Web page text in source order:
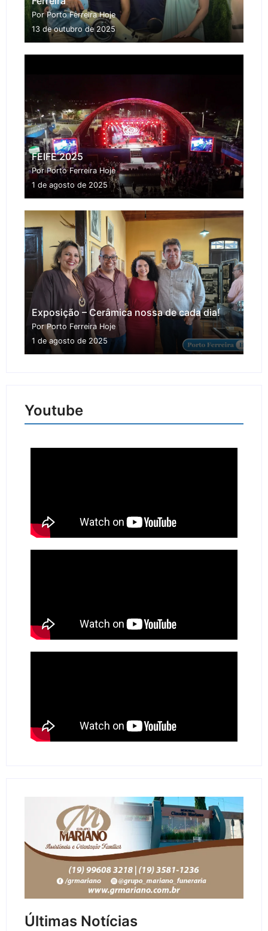
Por Porto Ferreira Hoje
13 de outubro de 2025
FEIFE 2025
Por Porto Ferreira Hoje
1 de agosto de 2025
Exposição – Cerâmica nossa de cada dia!
Por Porto Ferreira Hoje
1 de agosto de 2025
Youtube
Últimas Notícias